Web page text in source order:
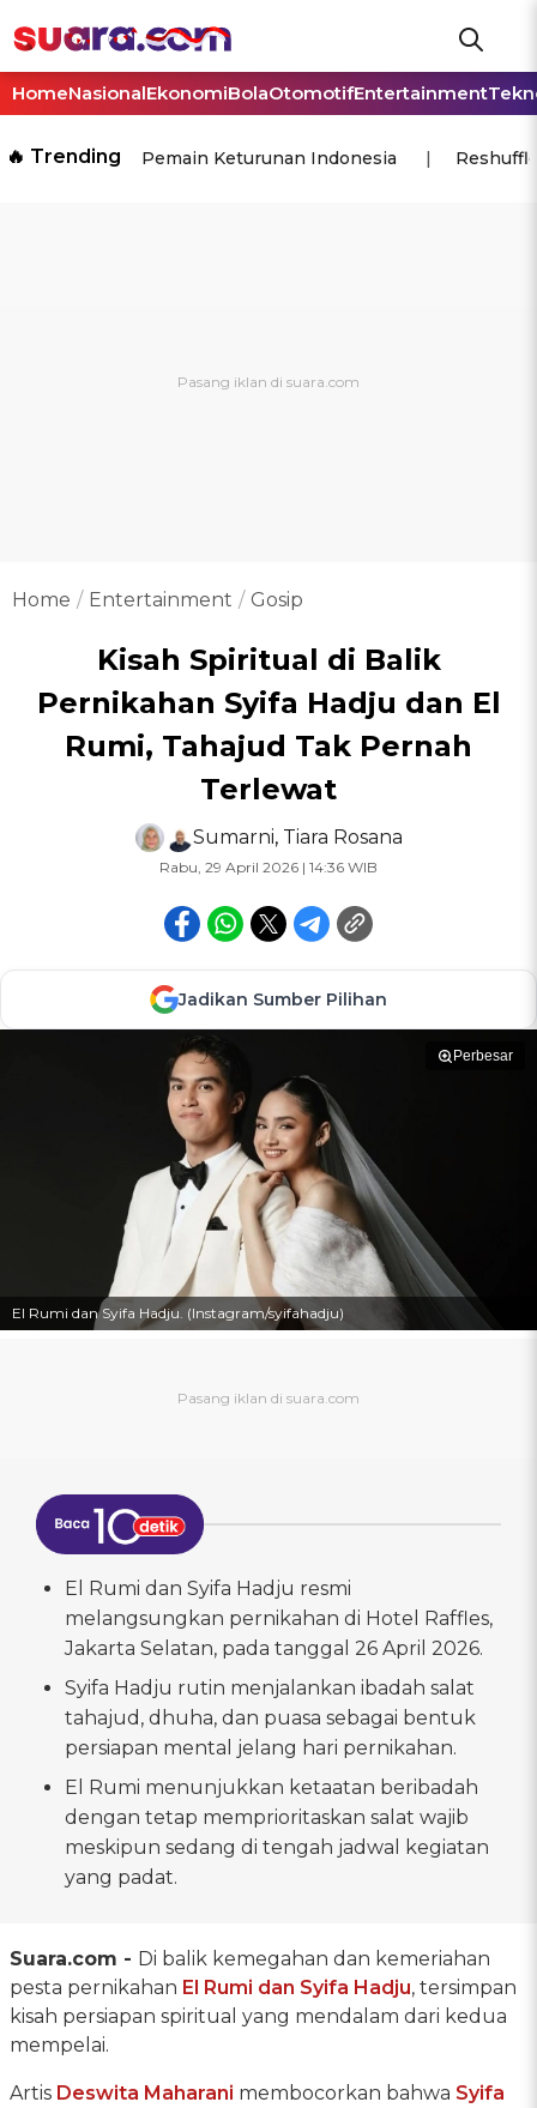
HomeNasionalEkonomiBolaOtomotifEntertainment
🔥 Trending Pemain Keturunan Indonesia
Home Entertainment Gosip
Kisah Spiritual di Balik
Pernikahan Syifa Hadju dan El
Rumi, Tahajud Tak Pernah
Terlewat
Sumarni, Tiara Rosana
Rabu, 29 April 2026 | 14:36 WIB
Jadikan Sumber Pilihan
Perbesar
El Rumi dan Syifa Hadju. (Instagram/syifahadju)
El Rumi dan Syifa Hadju resmi
melangsungkan pernikahan di Hotel Raffles,
Jakarta Selatan, pada tanggal 26 April 2026.
Syifa Hadju rutin menjalankan ibadah salat
tahajud, dhuha, dan puasa sebagai bentuk
persiapan mental jelang hari pernikahan.
El Rumi menunjukkan ketaatan beribadah
dengan tetap memprioritaskan salat wajib
meskipun sedang di tengah jadwal kegiatan
yang padat.
Suara.com - Di balik kemegahan dan kemeriahan
pesta pernikahan El Rumi dan Syifa Hadju, tersimpan
kisah persiapan spiritual yang mendalam dari kedua
mempelai.
Artis Deswita Maharani membocorkan bahwa Syifa